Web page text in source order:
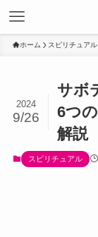
ホーム スピリチュアル
サボ
6つ
解説
2024
9/26
スピリチュアル